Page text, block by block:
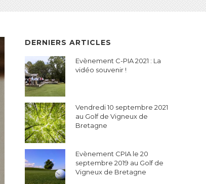
DERNIERS ARTICLES
Evènement C-PIA 2021 : La
vidéo souvenir !
Vendredi 10 septembre 2021
au Golf de Vigneux de
Bretagne
Evènement CPIA le 20
septembre 2019 au Golf de
Vigneux de Bretagne